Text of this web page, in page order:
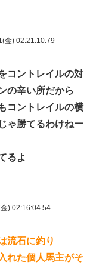
金) 02:21:10.79
コントレイルの対
の辛い所だから
コントレイルの横
ゃ勝てるわけねー
るよ
) 02:16:04.54
流石に釣り
れた個人馬主がそ